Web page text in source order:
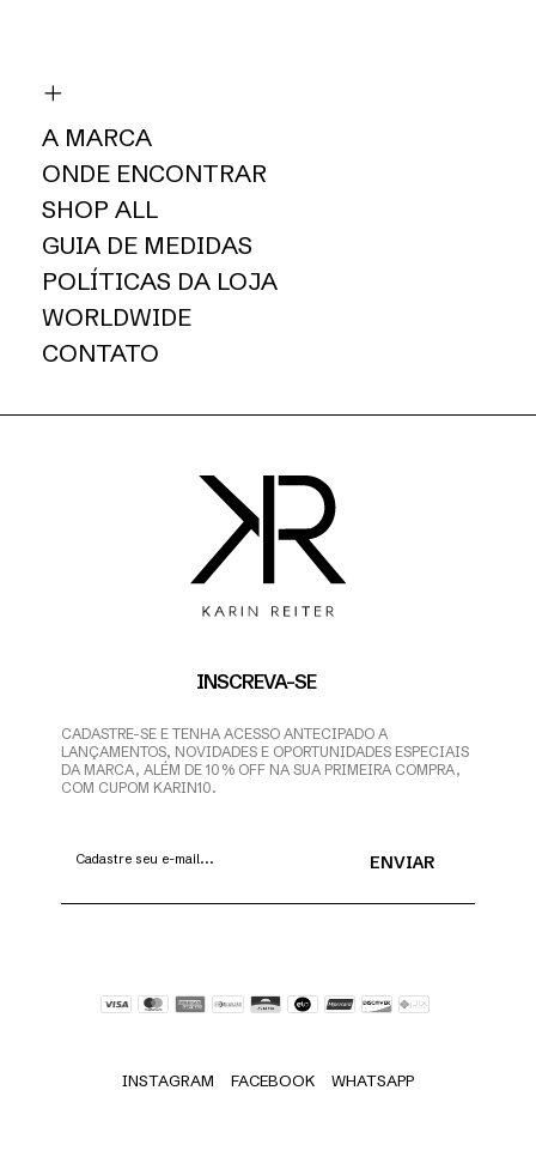
A MARCA
ONDE ENCONTRAR
SHOP ALL
GUIA DE MEDIDAS
POLÍTICAS DA LOJA
WORLDWIDE
CONTATO
INSCREVA-SE
CADASTRE-SE E TENHA ACESSO ANTECIPADO A
LANÇAMENTOS, NOVIDADES E OPORTUNIDADES ESPECIAIS
DA MARCA, ALÉM DE 10% OFF NA SUA PRIMEIRA COMPRA,
COM CUPOM KARIN10.
INSTAGRAM FACEBOOK WHATSAPP